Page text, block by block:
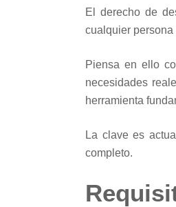
El derecho de
cualquier
Piensa en ello
necesidades
herramienta
La clave es
completo.